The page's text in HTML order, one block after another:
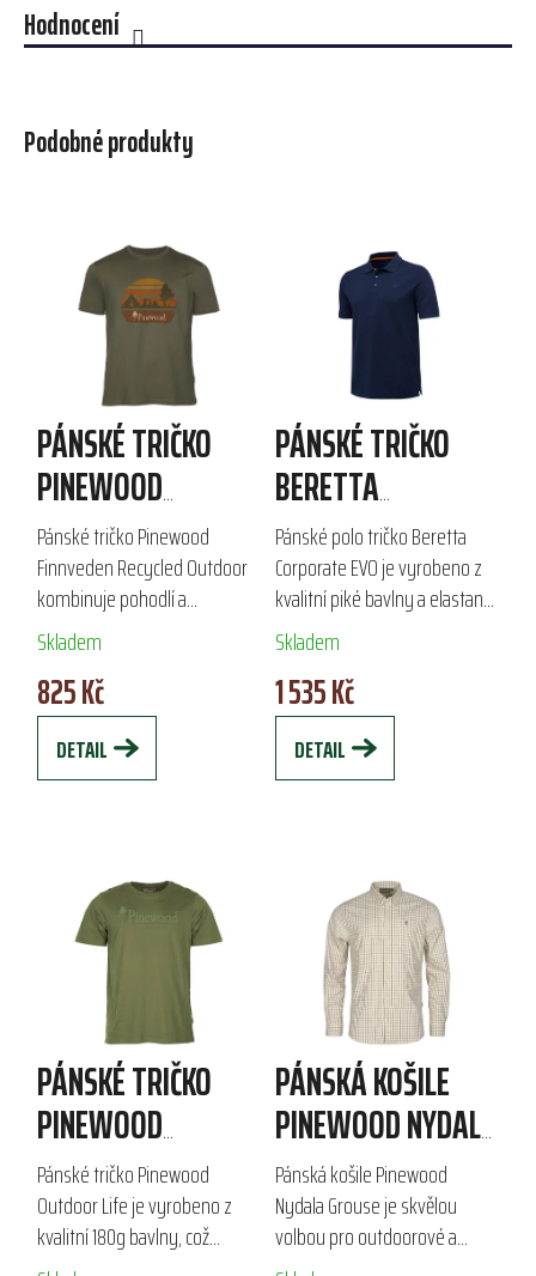
Hodnocení
Podobné produkty
PÁNSKÉ TRIČKO
PINEWOOD
FINNVEDEN
RECYCLED
OUTDOOR
Pánské tričko Pinewood
Finnveden Recycled Outdoor
kombinuje pohodlí a
ekologický přístup díky 100%
recyklovanému materiálu,
skládajícímu se z bavlny a
polyesteru. S véčkovým...
Skladem
825 Kč
DETAIL
PÁNSKÉ TRIČKO
BERETTA
CORPORATE EVO
POLO
Pánské polo tričko Beretta
Corporate EVO je vyrobeno z
kvalitní piké bavlny a elastanu
s gramáží 220 g/m². Ideální
pro outdoorové aktivity,
sportovní střelbu a volný čas,
toto...
Skladem
1 535 Kč
DETAIL
PÁNSKÉ TRIČKO
PINEWOOD
OUTDOOR LIFE
Pánské tričko Pinewood
Outdoor Life je vyrobeno z
kvalitní 180g bavlny, což
zajišťuje pohodlí při
PÁNSKÁ KOŠILE
PINEWOOD NYDALA
GROUSE
Pánská košile Pinewood
Nydala Grouse je skvělou
volbou pro outdoorové a
lovecké aktivity. Vyrobena z